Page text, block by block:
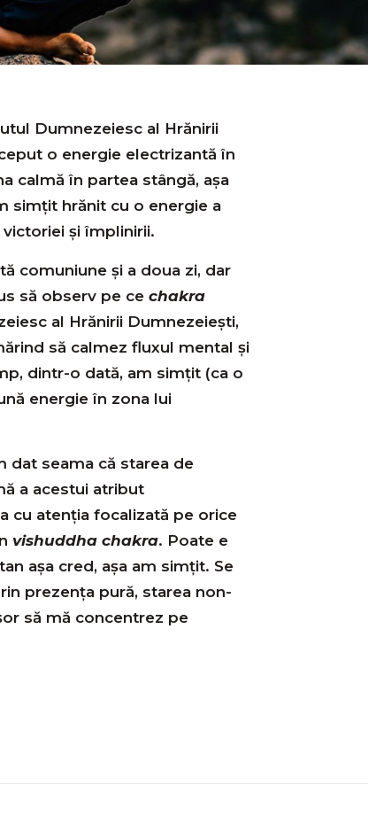
Dumnezeiesc al Hrănirii
o energie electrizantă în
calmă în partea stângă, așa
simțit hrănit cu o energie a
și împlinirii.
comuniune şi a doua zi, dar
să observ pe ce chakra
al Hrănirii Dumnezeiești,
să calmez fluxul mental și
dintr-o dată, am simțit (ca o
energie în zona lui
dat seama că starea de
a acestui atribut
cu atenția focalizată pe orice
vishuddha chakra. Poate e
așa cred, așa am simțit. Se
prezența pură, starea non-
să mă concentrez pe